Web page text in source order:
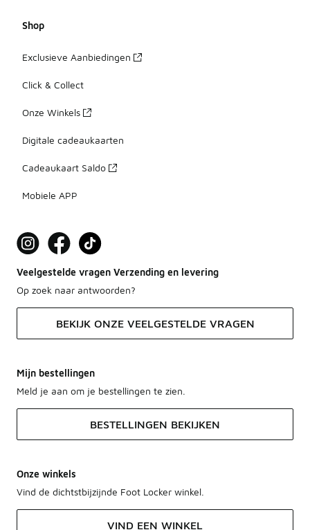
Shop
Exclusieve Aanbiedingen
Click & Collect
Onze Winkels
Digitale cadeaukaarten
Cadeaukaart Saldo
Mobiele APP
Veelgestelde vragen Verzending en levering
Op zoek naar antwoorden?
BEKIJK ONZE VEELGESTELDE VRAGEN
Mijn bestellingen
Meld je aan om je bestellingen te zien.
BESTELLINGEN BEKIJKEN
Onze winkels
Vind de dichtstbijzijnde Foot Locker winkel.
VIND EEN WINKEL